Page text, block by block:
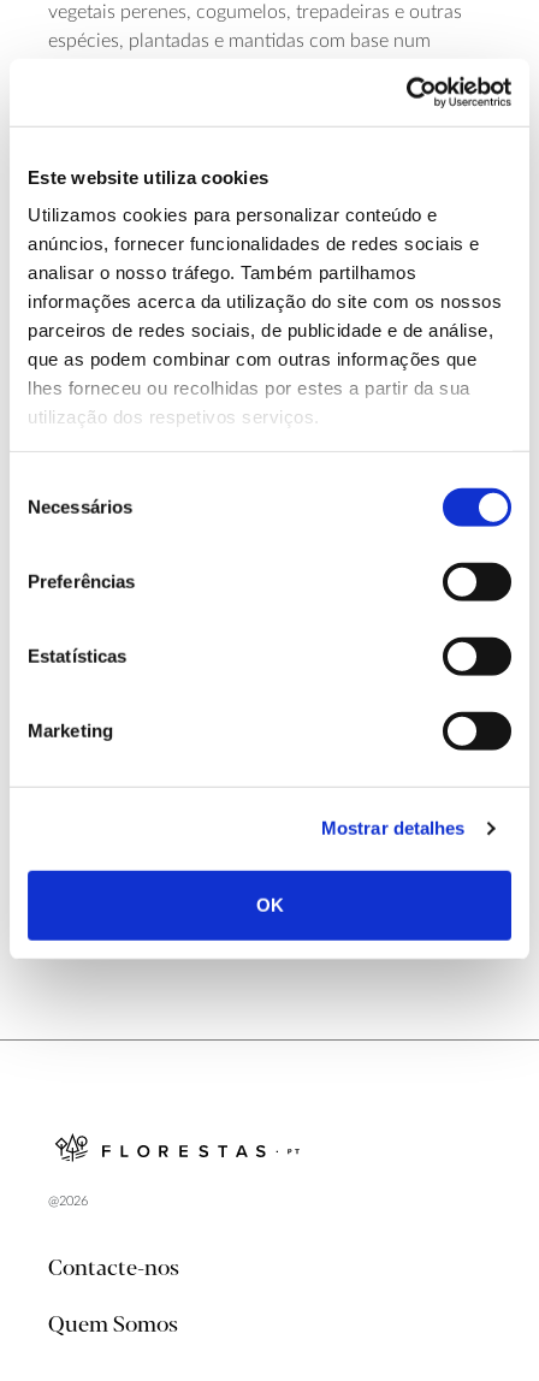
Este website utiliza cookies
Utilizamos cookies para personalizar conteúdo e
anúncios, fornecer funcionalidades de redes sociais e
analisar o nosso tráfego. Também partilhamos
informações acerca da utilização do site com os nossos
parceiros de redes sociais, de publicidade e de análise,
que as podem combinar com outras informações que
lhes forneceu ou recolhidas por estes a partir da sua
utilização dos respetivos serviços.
Necessários
Preferências
Estatísticas
Marketing
Mostrar detalhes
OK
vegetais perenes, cogumelos, trepadeiras e outras
espécies, plantadas e mantidas com base num
organizado pela Aldeia do Vale ensina a cultivar
frutos, nozes, flores, vegetais e cogumelos num
manutenção. Tem o custo de 30€ e as inscrições
podem ser feitas através desteformulário.
Saiba mais sobre este curso
13.07.2026
Genoma do priolo e de outras espécies em risco:
Registar galhas de Trichi em acácia-das-espigas:
cidadãos chamados a ajudar
Natureza e florestas procuram jovens voluntários
@2026
Contacte-nos
Quem Somos